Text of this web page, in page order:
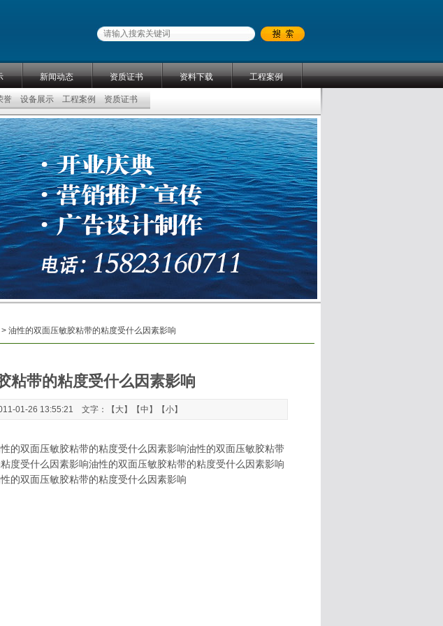
新闻动态 资质证书 资料下载 工程案例
誉 设备展示 工程案例 资质证书
> 油性的双面压敏胶粘带的粘度受什么因素影响
粘带的粘度受什么因素影响
01-26 13:55:21 文字：【 大】【中 】【小】
的双面压敏胶粘带的粘度受什么因素影响油性的双面压敏胶粘带
度受什么因素影响油性的双面压敏胶粘带的粘度受什么因素影响
的双面压敏胶粘带的粘度受什么因素影响